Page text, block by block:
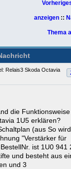
anzeigen ::
Thema
Relais3 Skoda Octavia
die
1U5 erklären?
(aus So
"Verstärker für
ist 1U0 941
und besteht aus
und 3